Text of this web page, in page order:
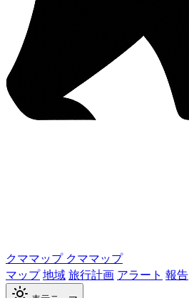
クママップ クママップ
マップ地域旅行計画 アラート 報告